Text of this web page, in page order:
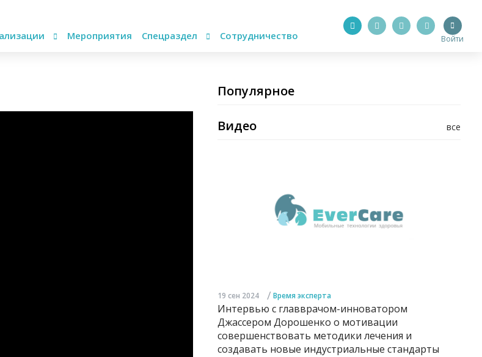
Мероприятия Спецраздел Сотрудничество Войти
Популярное
все
Видео
19 сен 2024 / Время эксперта
Интервью с главврачом-инноватором
Джассером Дорошенко о мотивации
совершенствовать методики лечения и
создавать новые индустриальные стандарты